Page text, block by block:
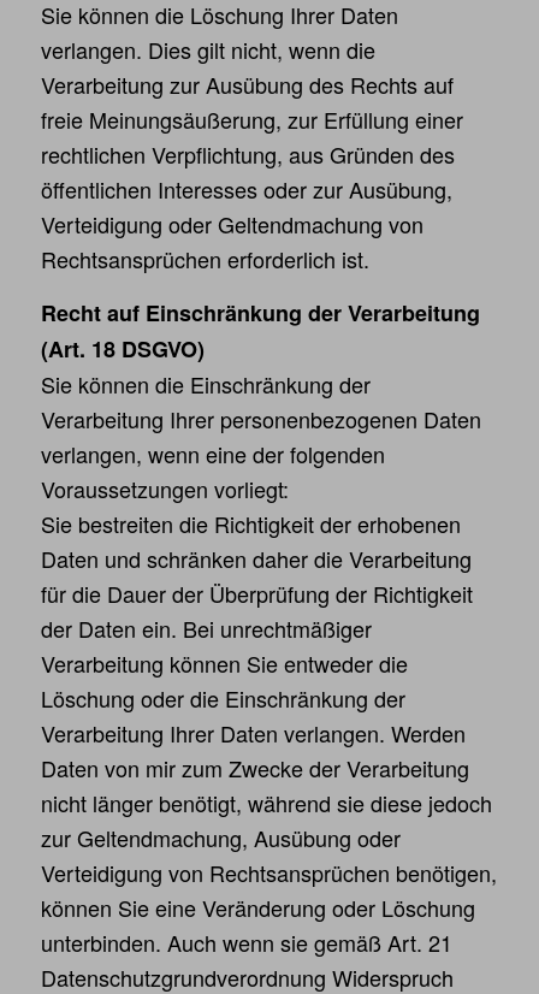
Sie können die Löschung Ihrer Daten
verlangen. Dies gilt nicht, wenn die
Verarbeitung zur Ausübung des Rechts auf
freie Meinungsäußerung, zur Erfüllung einer
rechtlichen Verpflichtung, aus Gründen des
öffentlichen Interesses oder zur Ausübung,
Verteidigung oder Geltendmachung von
Rechtsansprüchen erforderlich ist.
Recht auf Einschränkung der Verarbeitung
(Art. 18 DSGVO)
Sie können die Einschränkung der
Verarbeitung Ihrer personenbezogenen Daten
verlangen, wenn eine der folgenden
Voraussetzungen vorliegt:
Sie bestreiten die Richtigkeit der erhobenen
Daten und schränken daher die Verarbeitung
für die Dauer der Überprüfung der Richtigkeit
der Daten ein. Bei unrechtmäßiger
Verarbeitung können Sie entweder die
Löschung oder die Einschränkung der
Verarbeitung Ihrer Daten verlangen. Werden
Daten von mir zum Zwecke der Verarbeitung
nicht länger benötigt, während sie diese jedoch
zur Geltendmachung, Ausübung oder
Verteidigung von Rechtsansprüchen benötigen,
können Sie eine Veränderung oder Löschung
unterbinden. Auch wenn sie gemäß Art. 21
Datenschutzgrundverordnung Widerspruch